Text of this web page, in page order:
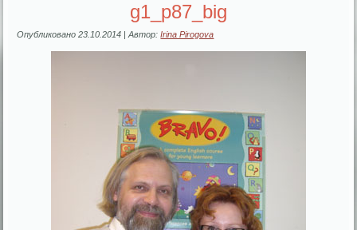
g1_p87_big
Опубликовано 23.10.2014 |Автор: Irina Pirogova